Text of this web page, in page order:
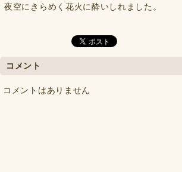
夜空にきらめく花火に酔いしれました。
コメント
コメントはありません